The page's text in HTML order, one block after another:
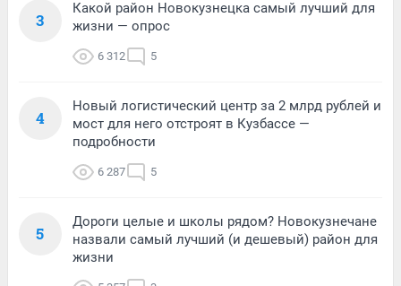
3
Какой район Новокузнецка самый лучший для
жизни — опрос
6 312 5
4
Новый логистический центр за 2 млрд рублей и
мост для него отстроят в Кузбассе —
подробности
6 287 5
5
Дороги целые и школы рядом? Новокузнечане
назвали самый лучший (и дешевый) район для
жизни